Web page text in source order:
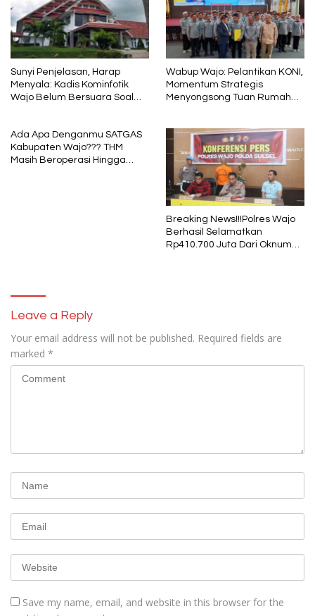
Sunyi Penjelasan, Harap
Menyala: Kadis Kominfotik
Wajo Belum Bersuara Soal
Wabup Wajo: Pelantikan KONI,
Momentum Strategis
Menyongsong Tuan Rumah
Ada Apa Denganmu SATGAS
Kabupaten Wajo??? THM
Masih Beroperasi Hingga
Breaking News!!!Polres Wajo
Berhasil Selamatkan
Rp410.700 Juta Dari Oknum
Leave a Reply
Your email address will not be published. Required fields are
marked *
Save my name, email, and website in this browser for the